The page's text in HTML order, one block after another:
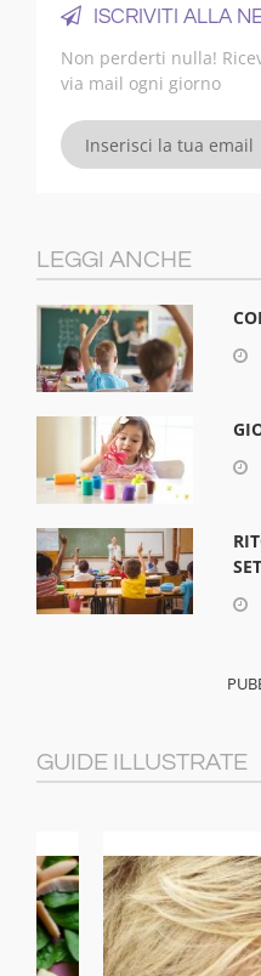
ISCRIVITI ALLA
Non perderti nulla!
via mail ogni giorno
LEGGI ANCHE
GUIDE ILLUSTRATE